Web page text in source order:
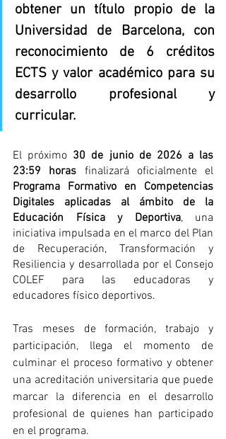
obtener un título propio de la
Universidad de Barcelona, con
reconocimiento de 6 créditos
ECTS y valor académico para su
desarrollo profesional y
curricular.
El próximo 30 de junio de 2026 a las
23:59 horas
Programa Formativo en Competencias
Digitales aplicadas al ámbito de la
Educación Física y Deportiva, una
iniciativa impulsada en el marco del Plan
de Recuperación, Transformación y
Resiliencia y desarrollada por el Consejo
COLEF para las educadoras y
educadores físico deportivos.
Tras meses de formación, trabajo y
participación, llega el momento de
culminar el proceso formativo y obtener
una acreditación universitaria que puede
marcar la diferencia en el desarrollo
profesional de quienes han participado
en el programa.